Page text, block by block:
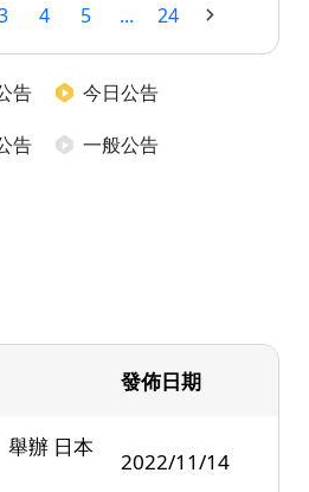
4 5 ... 24
告
今日公告
告
一般公告
發佈日期
辦 日本
2022/11/14